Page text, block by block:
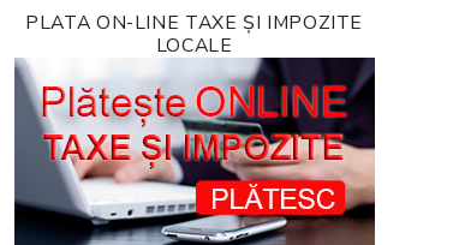
PLATA ON-LINE TAXE ȘI IMPOZITE
LOCALE